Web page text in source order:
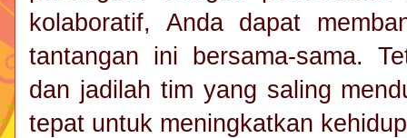
kolaboratif, Anda dapat
tantangan ini bersama-sama.
dan jadilah tim yang saling
tepat untuk meningkatkan